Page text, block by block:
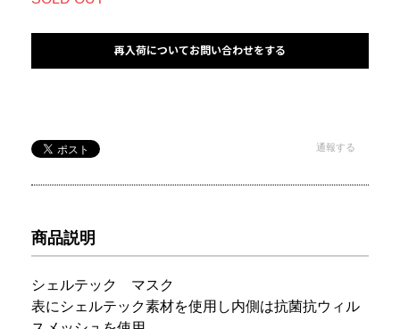
再入荷についてお問い合わせをする
通報する
商品説明
シェルテック マスク
表にシェルテック素材を使用し内側は抗菌抗ウィル